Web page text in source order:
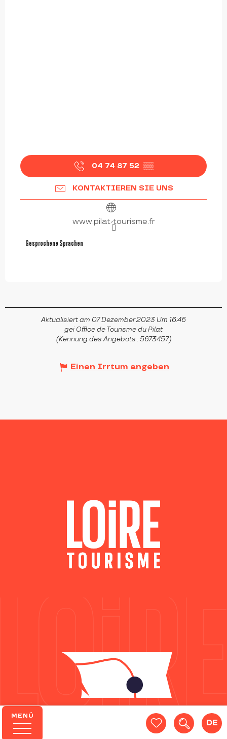
MENÜ
Suche
DE
04 74 87 52 ▒▒
KONTAKTIEREN SIE UNS
www.pilat-tourisme.fr
Gesprochene Sprachen
Gesprochene Sprachen
Aktualisiert am 07 Dezember 2023 Um 16:46
gei Office de Tourisme du Pilat
(Kennung des Angebots : 5673457)
Einen Irrtum angeben